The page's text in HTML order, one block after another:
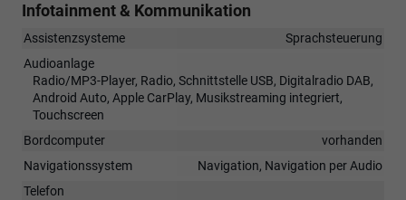
Infotainment & Kommunikation
Assistenzsysteme
Sprachsteuerung
Audioanlage
Radio/MP3-Player, Radio, Schnittstelle USB, Digitalradio DAB,
Android Auto, Apple CarPlay, Musikstreaming integriert,
Touchscreen
Bordcomputer
vorhanden
Navigationssystem
Navigation, Navigation per Audio
Telefon